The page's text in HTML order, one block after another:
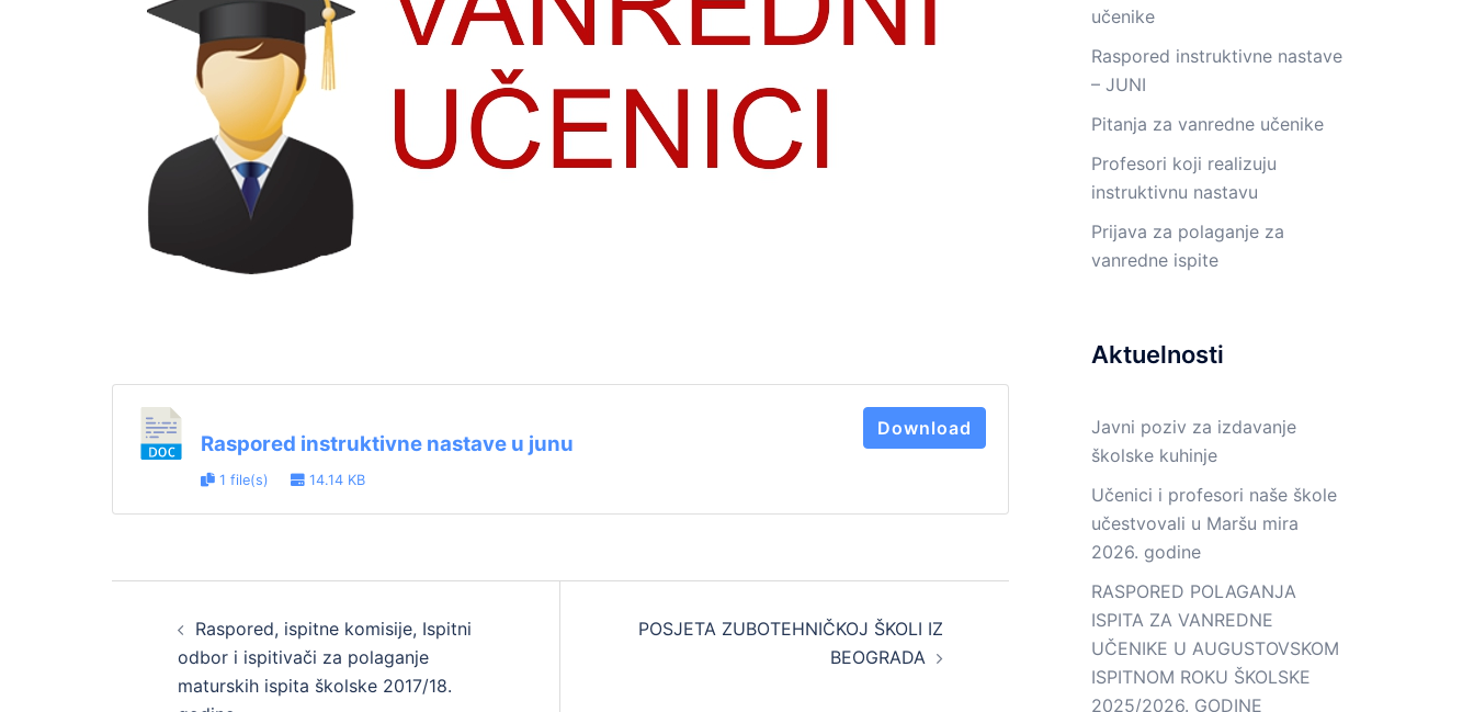
Raspored instruktivne nastave u junu
1 file(s) 14.14 KB
Download
navigation
Raspored, ispitne komisije, Ispitni
odbor i ispitivači za polaganje
maturskih ispita školske 2017/18.
POSJETA ZUBOTEHNIČKOJ ŠKOLI IZ
BEOGRADA
učenike
Raspored instruktivne nastave
– JUNI
Pitanja za vanredne učenike
Profesori koji realizuju
instruktivnu nastavu
Prijava za polaganje za
vanredne ispite
Aktuelnosti
Javni poziv za izdavanje
školske kuhinje
Učenici i profesori naše škole
učestvovali u Maršu mira
2026. godine
RASPORED POLAGANJA
ISPITA ZA VANREDNE
UČENIKE U AUGUSTOVSKOM
ISPITNOM ROKU ŠKOLSKE
2025/2026. GODINE